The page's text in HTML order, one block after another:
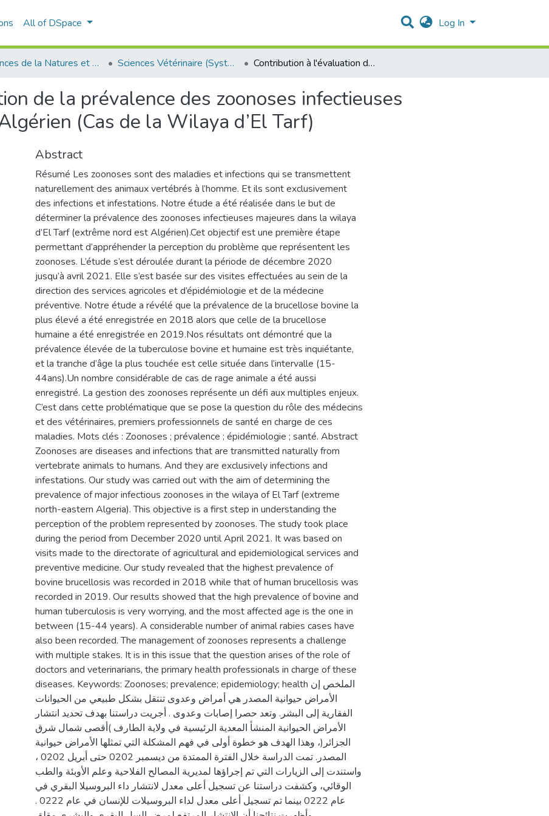
All of DSpace Log In
Sciences de la Natures et de Vie Sciences Vétérinaire (Système classique) Contribution à l'évaluation de la prévalence des zoonoses infectieuses majeures au nord- est Algérien (Cas de la Wilaya d’El Tarf)
de la prévalence des zoonoses infectieuses
(Cas de la Wilaya d’El Tarf)
Abstract
Résumé Les zoonoses sont des maladies et infections qui se transmettent
naturellement des animaux vertébrés à l’homme. Et ils sont exclusivement
des infections et infestations. Notre étude a été réalisée dans le but de
déterminer la prévalence des zoonoses infectieuses majeures dans la wilaya
d’El Tarf (extrême nord est Algérien).Cet objectif est une première étape
permettant d’appréhender la perception du problème que représentent les
zoonoses. L’étude s’est déroulée durant la période de décembre 2020
jusqu’à avril 2021. Elle s’est basée sur des visites effectuées au sein de la
direction des services agricoles et d’épidémiologie et de la médecine
préventive. Notre étude a révélé que la prévalence de la brucellose bovine la
plus élevé a été enregistrée en 2018 alors que celle de la brucellose
humaine a été enregistrée en 2019.Nos résultats ont démontré que la
prévalence élevée de la tuberculose bovine et humaine est très inquiétante,
et la tranche d’âge la plus touchée est celle située dans l’intervalle (15-
44ans).Un nombre considérable de cas de rage animale a été aussi
enregistré. La gestion des zoonoses représente un défi aux multiples enjeux.
C’est dans cette problématique que se pose la question du rôle des médecins
et des vétérinaires, premiers professionnels de santé en charge de ces
maladies. Mots clés : Zoonoses ; prévalence ; épidémiologie ; santé. Abstract
Zoonoses are diseases and infections that are transmitted naturally from
vertebrate animals to humans. And they are exclusively infections and
infestations. Our study was carried out with the aim of determining the
prevalence of major infectious zoonoses in the wilaya of El Tarf (extreme
north-eastern Algeria). This objective is a first step in understanding the
perception of the problem represented by zoonoses. The study took place
during the period from December 2020 until April 2021. It was based on
visits made to the directorate of agricultural and epidemiological services and
preventive medicine. Our study revealed that the highest prevalence of
bovine brucellosis was recorded in 2018 while that of human brucellosis was
recorded in 2019. Our results showed that the high prevalence of bovine and
human tuberculosis is very worrying, and the most affected age is the one in
between (15-44 years). A considerable number of animal rabies cases have
also been recorded. The management of zoonoses represents a challenge
with multiple stakes. It is in this issue that the question arises of the role of
doctors and veterinarians, the primary health professionals in charge of these
diseases. Keywords: Zoonoses; prevalence; epidemiology; health الملخص إن
الأمراض حيوانية المصدر هي أمراض وعدوى تنتقل بشكل طبيعي من الحيوانات
الفقارية إلى البشر. وتعد حصرا إصابات وعدوى . أجريت دراستنا بهدف تحديد انتشار
الأمراض الحيوانية المنشأ المعدية الرئيسية في ولاية الطارف )أقصى شمال شرق
الجزائر(، وهذا الهدف هو خطوة أولى في فهم المشكلة التي تمثلها الأمراض حيوانية
المصدر. تمت الدراسة خلال الفترة الممتدة من ديسمبر 0202 حتى أبريل 0202 ،
واستندت إلى الزيارات التي تم إجراؤها لمديرية المصالح الفلاحية وعلم الأوبئة والطب
الوقائي، وكشفت دراستنا عن تسجيل أعلى معدل لانتشار داء البروسيلا البقري في
عام 0222 بينما تم تسجيل أعلى معدل لداء البروسيلات للإنسان في عام 0222 .